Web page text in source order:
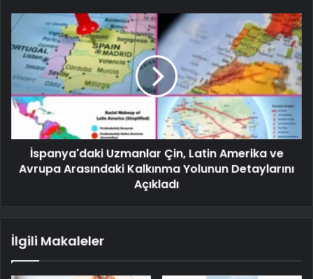
İspanya'daki Uzmanlar Çin, Latin Amerika ve
Avrupa Arasındaki Kalkınma Yolunun Detaylarını
Açıkladı
İlgili Makaleler